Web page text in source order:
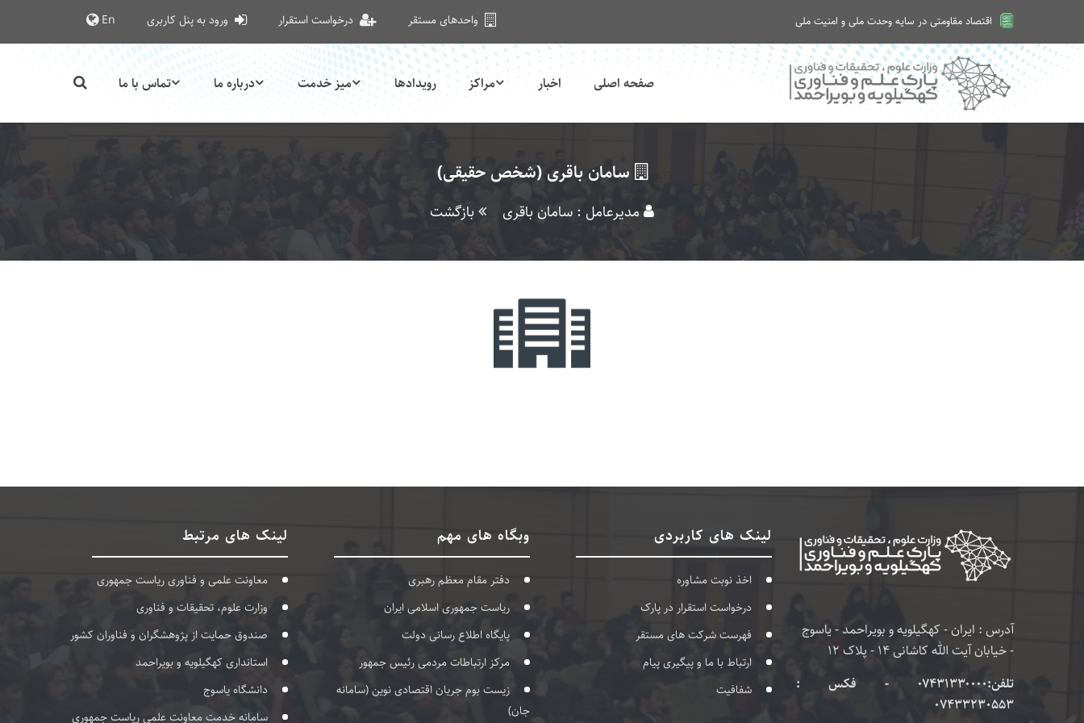
اقتصاد مقاومتی در سایه وحدت ملی و امنیت ملی
امروز شنبه ۱۷ مرداد ۱۴۰۵
واحدهای مستقر درخواست استقرار ورود به پنل کاربری En
صفحه اصلی اخبار مراکز رویدادها میز خدمت درباره ما تماس با ما
سامان باقری (شخص حقیقی)
مدیرعامل : سامان باقری بازگشت
آدرس : ایران - کهگیلویه و بویراحمد - یاسوج
- خیابان آیت الله کاشانی 14 - پلاک 12
تلفن:۰۷۴۳۱۳۳۰۰۰۰ - فکس :
07433230553
لینک های کاربردی
اخذ نوبت مشاوره
درخواست استقرار در پارک
فهرست شرکت های مستقر
ارتباط با ما و پیگیری پیام
شفافیت
وبگاه های مهم
دفتر مقام معظم رهبری
ریاست جمهوری اسلامی ایران
پایگاه اطلاع رسانی دولت
مرکز ارتباطات مردمی رئیس جمهور
زیست بوم جریان اقتصادی نوین (سامانه
جان)
لینک های مرتبط
معاونت علمی و فناوری ریاست جمهوری
وزارت علوم، تحقیقات و فناوری
صندوق حمایت از پژوهشگران و فناوران کشور
استانداری کهگیلویه و بویراحمد
دانشگاه یاسوج
سامانه خدمت معاونت علمی ریاست جمهوری